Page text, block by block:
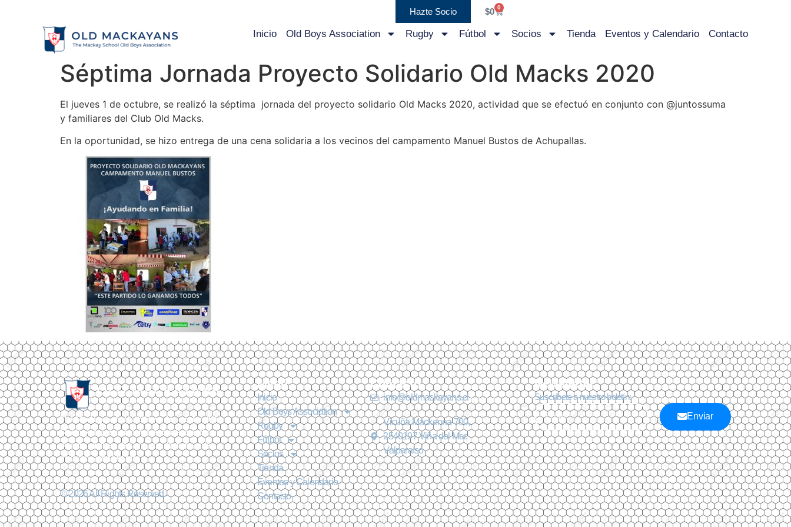
Hazte Socio $0 0
Inicio Old Boys Association Rugby Fútbol Socios Tienda Eventos y Calendario Contacto
Séptima Jornada Proyecto Solidario Old Macks 2020
El jueves 1 de octubre, se realizó la séptima jornada del proyecto solidario Old Macks 2020, actividad que se efectuó en conjunto con @juntossuma
y familiares del Club Old Macks.
En la oportunidad, se hizo entrega de una cena solidaria a los vecinos del campamento Manuel Bustos de Achupallas.
The Mackay School Old Boys Association (Old
Mackayans) es una corporación de derecho
privado, sin fines de lucro, con domicilio en la
ciudad de Viña Del Mar
© 2026 All Rights Reserved.
Menú
Inicio
Old Boys Association
Rugby
Fútbol
Socios
Tienda
Eventos y Calendario
Contacto
Contacto
info@oldmackayans.cl
Vicuña Mackenna 700,
2540197 Viña del Mar,
Valparaíso
Newsletter
Suscríbete a nuestro boletín:
Enviar